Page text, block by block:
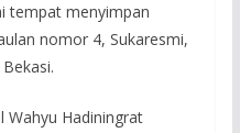
tempat menyimpan
nomor 4, Sukaresmi,
Wahyu Hadiningrat